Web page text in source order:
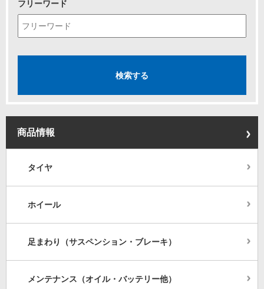
フリーワード
商品情報
タイヤ
ホイール
足まわり（サスペンション・ブレーキ）
メンテナンス（オイル・バッテリー他）